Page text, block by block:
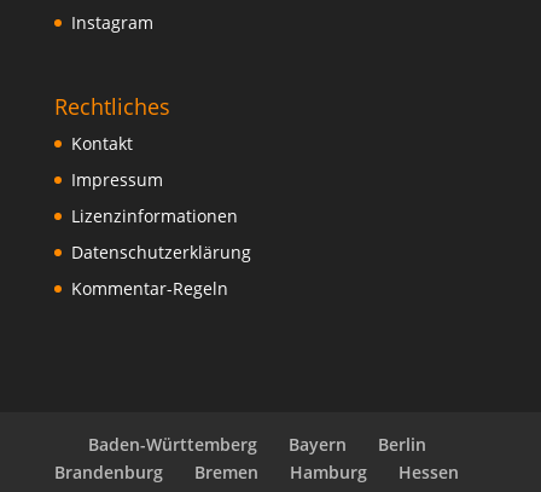
Instagram
Rechtliches
Kontakt
Impressum
Lizenzinformationen
Datenschutzerklärung
Kommentar-Regeln
Baden-Württemberg Bayern
Berlin
Brandenburg
Bremen Hamburg
Hessen